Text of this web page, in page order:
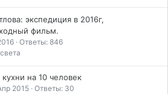
экспедиция в 2016г,
фильм.
Ответы: 846
на 10 человек
2015 Ответы: 30